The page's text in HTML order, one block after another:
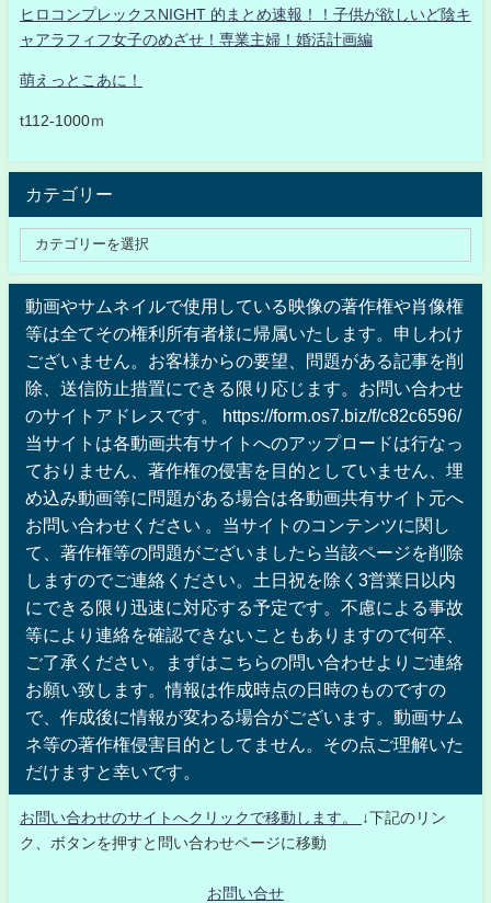
ヒロコンプレックスNIGHT 的まとめ速報！！子供が欲しいど陰キ
ャアラフィフ女子のめざせ！専業主婦！婚活計画編
萌えっとこあに！
t112-1000ｍ
カテゴリー
動画やサムネイルで使用している映像の著作権や肖像権
等は全てその権利所有者様に帰属いたします。申しわけ
ございません。お客様からの要望、問題がある記事を削
除、送信防止措置にできる限り応じます。お問い合わせ
のサイトアドレスです。 https://form.os7.biz/f/c82c6596/
当サイトは各動画共有サイトへのアップロードは行なっ
ておりません、著作権の侵害を目的としていません、埋
め込み動画等に問題がある場合は各動画共有サイト元へ
お問い合わせください 。当サイトのコンテンツに関し
て、著作権等の問題がございましたら当該ページを削除
しますのでご連絡ください。土日祝を除く3営業日以内
にできる限り迅速に対応する予定です。不慮による事故
等により連絡を確認できないこともありますので何卒、
ご了承ください。まずはこちらの問い合わせよりご連絡
お願い致します。情報は作成時点の日時のものですの
で、作成後に情報が変わる場合がございます。動画サム
ネ等の著作権侵害目的としてません。その点ご理解いた
だけますと幸いです。
お問い合わせのサイトへクリックで移動します。
↓下記のリン
ク、ボタンを押すと問い合わせページに移動
お問い合せ